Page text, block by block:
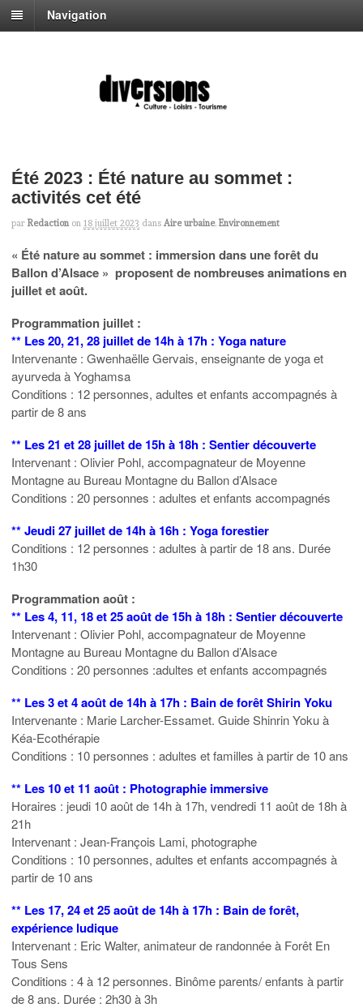
Navigation
Été 2023 : Été nature au sommet :
activités cet été
par Redaction on 18 juillet 2023 dans Aire urbaine, Environnement
« Été nature au sommet : immersion dans une forêt du
Ballon d’Alsace » proposent de nombreuses animations en
juillet et août.
Programmation juillet :
** Les 20, 21, 28 juillet de 14h à 17h : Yoga nature
Intervenante : Gwenhaëlle Gervais, enseignante de yoga et
ayurveda à Yoghamsa
Conditions : 12 personnes, adultes et enfants accompagnés à
partir de 8 ans
** Les 21 et 28 juillet de 15h à 18h : Sentier découverte
Intervenant : Olivier Pohl, accompagnateur de Moyenne
Montagne au Bureau Montagne du Ballon d’Alsace
Conditions : 20 personnes : adultes et enfants accompagnés
** Jeudi 27 juillet de 14h à 16h : Yoga forestier
Conditions : 12 personnes : adultes à partir de 18 ans. Durée
1h30
Programmation août :
** Les 4, 11, 18 et 25 août de 15h à 18h : Sentier découverte
Intervenant : Olivier Pohl, accompagnateur de Moyenne
Montagne au Bureau Montagne du Ballon d’Alsace
Conditions : 20 personnes :adultes et enfants accompagnés
** Les 3 et 4 août de 14h à 17h : Bain de forêt Shirin Yoku
Intervenante : Marie Larcher-Essamet. Guide Shinrin Yoku à
Kéa-Ecothérapie
Conditions : 10 personnes : adultes et familles à partir de 10 ans
** Les 10 et 11 août : Photographie immersive
Horaires : jeudi 10 août de 14h à 17h, vendredi 11 août de 18h à
21h
Intervenant : Jean-François Lami, photographe
Conditions : 10 personnes, adultes et enfants accompagnés à
partir de 10 ans
** Les 17, 24 et 25 août de 14h à 17h : Bain de forêt,
expérience ludique
Intervenant : Eric Walter, animateur de randonnée à Forêt En
Tous Sens
Conditions : 4 à 12 personnes. Binôme parents/ enfants à partir
de 8 ans. Durée : 2h30 à 3h